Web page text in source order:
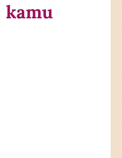
kamu